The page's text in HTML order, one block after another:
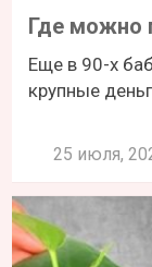
Где можно
Еще в 90-х
крупные
25 июля,